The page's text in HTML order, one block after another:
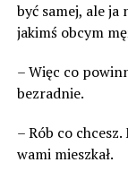
być samej, ale ja
jakimś obcym
– Więc co
bezradnie.
– Rób co
wami mieszkał.